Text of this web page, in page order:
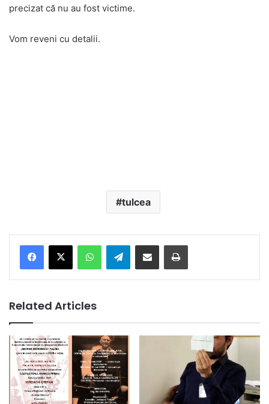
precizat că nu au fost victime.
Vom reveni cu detalii.
tulcea
Telegram
Related Articles